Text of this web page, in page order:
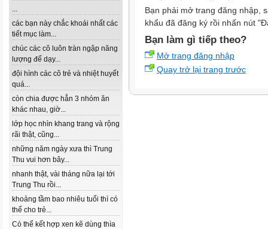
...
các bạn này chắc khoái nhất các
tiết mục làm...
chúc các cô luôn tràn ngập năng
lượng để dạy...
đội hình các cô trẻ và nhiệt huyết
quá...
còn chia được hẳn 3 nhóm ăn
khác nhau, giờ...
lớp học nhìn khang trang và rộng
rãi thật, cũng...
những năm ngày xưa thì Trung
Thu vui hơn bây...
nhanh thật, vài tháng nữa lại tới
Trung Thu rồi...
khoảng tầm bao nhiêu tuổi thì có
thể cho trẻ...
Có thể kết hợp xen kẽ dùng thìa
Bạn phải mở trang đăng nhập,
khẩu đã đăng ký rồi nhấn nút
Bạn làm gì tiếp theo?
Mở trang đăng nhập
Quay trở lại trang trước